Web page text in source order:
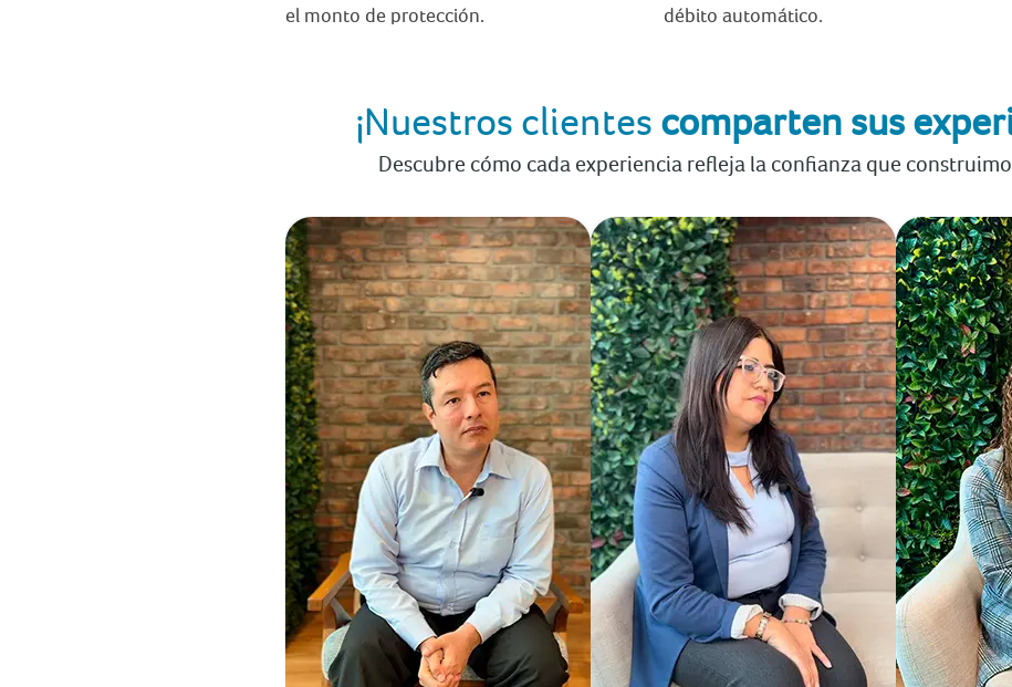
el monto de protección.
débito automático.
¡Nuestros clientes comparten sus
Descubre cómo cada experiencia refleja la confianza que